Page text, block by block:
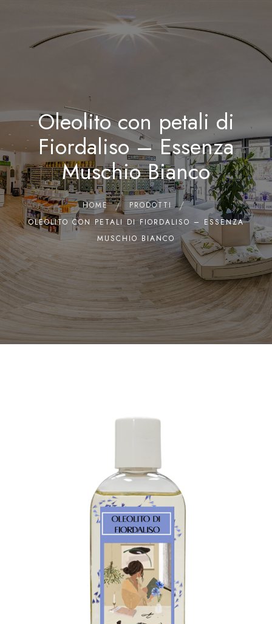
Shop
Olii Essenziali
Contatti
0
Oleolito con petali di
Fiordaliso – Essenza
Muschio Bianco
HOME
PRODOTTI
OLEOLITO CON PETALI DI FIORDALISO – ESSENZA
MUSCHIO BIANCO